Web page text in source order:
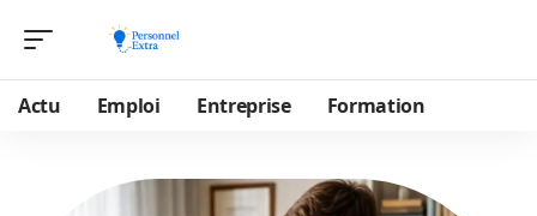
Actu Emploi Entreprise Formation